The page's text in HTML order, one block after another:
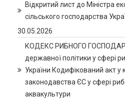
Відкритий лист до Міністра
сільського господарства
30.05.2026
КОДЕКС РИБНОГО
державної політики у сфері
України Кодифікований акт у
законодавства ЄС у сфері
аквакультури